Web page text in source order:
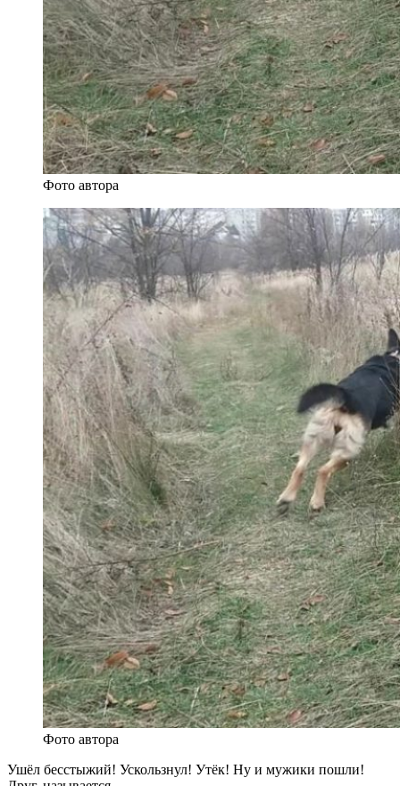
Фото автора
Фото автора
Ушёл бесстыжий! Ускользнул! Утёк! Ну и мужики пошли!